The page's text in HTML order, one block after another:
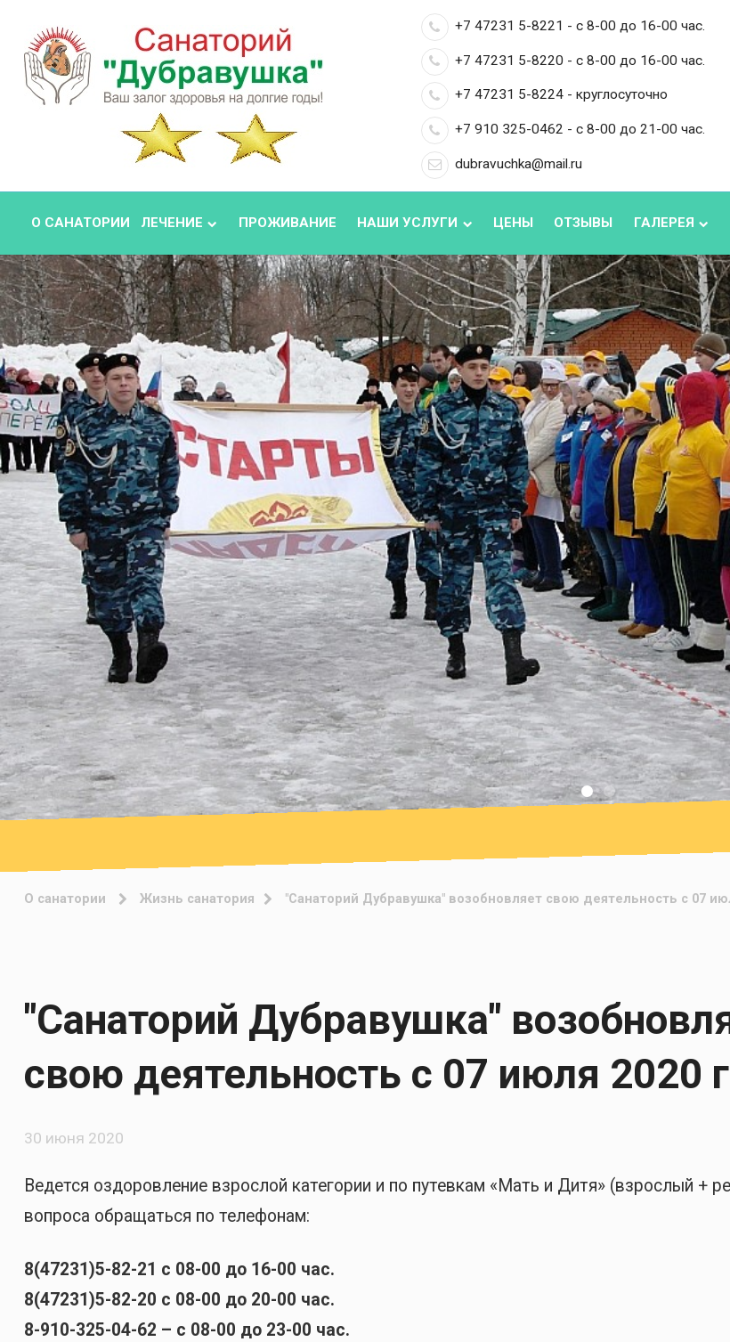
+7 47231 5-8221 - с 8-00 до 16-00 час.
+7 47231 5-8220 - с 8-00 до 16-00 час.
+7 47231 5-8224 - круглосуточно
+7 910 325-0462 - с 8-00 до 21-00 час.
dubravuchka@mail.ru
О САНАТОРИИ ЛЕЧЕНИЕ ПРОЖИВАНИЕ НАШИ УСЛУГИ ЦЕНЫ ОТЗЫВЫ ГАЛЕРЕЯ
О санатории Жизнь санатория "Санаторий Дубравушка" возобновляет свою деятельность с 07
"Санаторий Дубравушка"
свою деятельность с 07 июля 2020
30 июня 2020
Ведется оздоровление взрослой категории и по путевкам «Мать и Дитя» (взрослый +
вопроса обращаться по телефонам:
8(47231)5-82-21 с 08-00 до 16-00 час.
8(47231)5-82-20 с 08-00 до 20-00 час.
8-910-325-04-62 – с 08-00 до 23-00 час.